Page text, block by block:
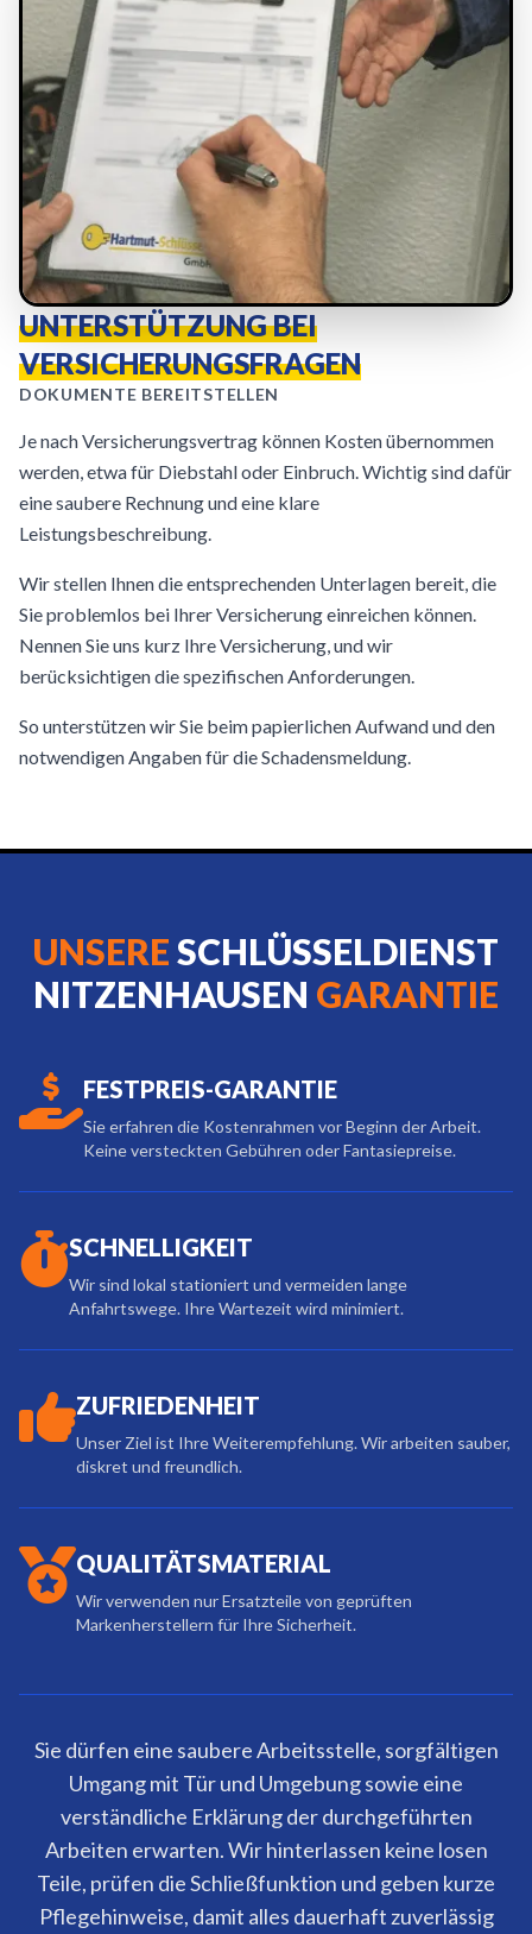
UNTERSTÜTZUNG BEI
VERSICHERUNGSFRAGEN
DOKUMENTE BEREITSTELLEN
Je nach Versicherungsvertrag können Kosten übernommen
werden, etwa für Diebstahl oder Einbruch. Wichtig sind dafür
eine saubere Rechnung und eine klare
Leistungsbeschreibung.
Wir stellen Ihnen die entsprechenden Unterlagen bereit, die
Sie problemlos bei Ihrer Versicherung einreichen können.
Nennen Sie uns kurz Ihre Versicherung, und wir
berücksichtigen die spezifischen Anforderungen.
So unterstützen wir Sie beim papierlichen Aufwand und den
notwendigen Angaben für die Schadensmeldung.
UNSERESCHLÜSSELDIENST
NITZENHAUSEN GARANTIE
FESTPREIS-GARANTIE
Sie erfahren die Kostenrahmen vor Beginn der Arbeit.
Keine versteckten Gebühren oder Fantasiepreise.
SCHNELLIGKEIT
Wir sind lokal stationiert und vermeiden lange
Anfahrtswege. Ihre Wartezeit wird minimiert.
ZUFRIEDENHEIT
Unser Ziel ist Ihre Weiterempfehlung. Wir arbeiten sauber,
diskret und freundlich.
QUALITÄTSMATERIAL
Wir verwenden nur Ersatzteile von geprüften
Markenherstellern für Ihre Sicherheit.
Sie dürfen eine saubere Arbeitsstelle, sorgfältigen
Umgang mit Tür und Umgebung sowie eine
verständliche Erklärung der durchgeführten
Arbeiten erwarten. Wir hinterlassen keine losen
Teile, prüfen die Schließfunktion und geben kurze
Pflegehinweise, damit alles dauerhaft zuverlässig